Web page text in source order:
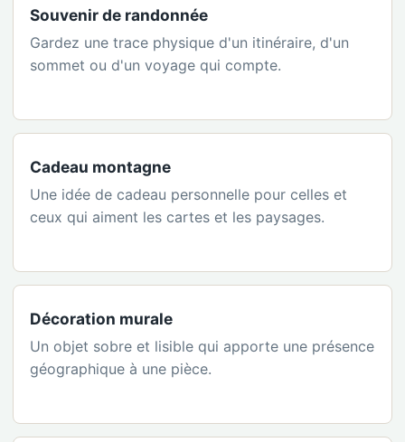
Souvenir de randonnée
Gardez une trace physique d'un itinéraire, d'un
sommet ou d'un voyage qui compte.
Cadeau montagne
Une idée de cadeau personnelle pour celles et
ceux qui aiment les cartes et les paysages.
Décoration murale
Un objet sobre et lisible qui apporte une présence
géographique à une pièce.